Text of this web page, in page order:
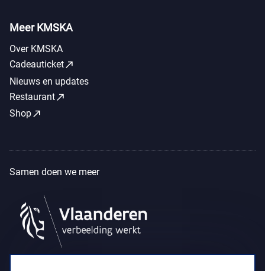
Meer KMSKA
Over KMSKA
Cadeauticketcall_made
Nieuws en updates
Restaurantcall_made
Shopcall_made
Samen doen we meer